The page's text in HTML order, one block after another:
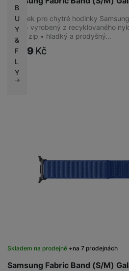
B
U
Y
&
F
L
Y
Řemínek pro chytré hodinky
S/M) • vyrobený z recyklovaného
suchý zip • hladký a prodyšný…
1 299 Kč
Samsung Fabric Band (S/M)
Skladem na prodejně na 7 prodejnách